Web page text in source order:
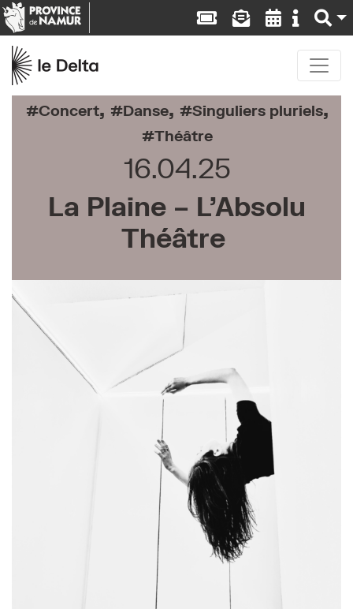
Concert, Danse, Singuliers pluriels,
Théâtre
16.04.25
La Plaine – L’Absolu
Théâtre